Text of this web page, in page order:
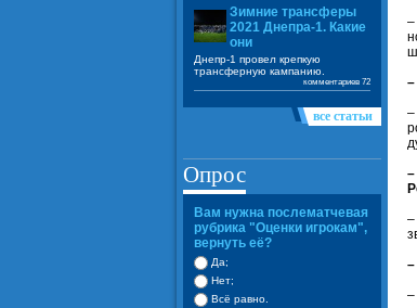
–
–
–
–
–
–
–
Зимние трансферы
2021 Днепра-1. Какие
они
Днепр-1 провел крепкую
трансферную кампанию.
комментариев 72
все статьи
Опрос
Вам нужна послематчевая
рубрика "Оценки игрокам",
вернуть её?
Да;
Нет;
Всё равно.